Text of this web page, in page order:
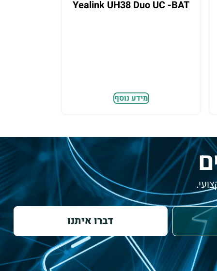
Yealink UH38 Duo UC -BAT
מידע נוסף
דברו איתנו